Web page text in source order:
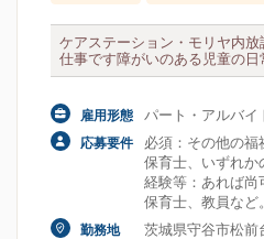
ケアステーション・モリヤ内
仕事です障がいのある児童の日
雇用形態 パート・アルバイ
応募要件
必須：その他の福
保育士、いずれか
経験等：あれば尚
保育士、教員など。
勤務地
茨城県守谷市松